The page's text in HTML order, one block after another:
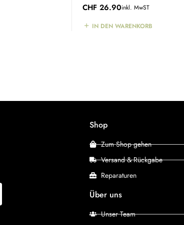
CHF 26.90inkl. MwST
IN DEN WARENKORB
Shop
Zum Shop gehen
Versand & Rückgabe
Reparaturen
Über uns
Unser Team